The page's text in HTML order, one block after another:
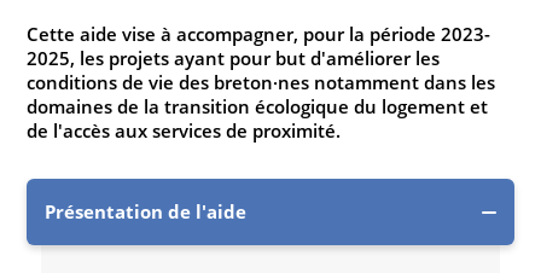
Cette aide vise à accompagner, pour la période 2023-
2025, les projets ayant pour but d'améliorer les
conditions de vie des breton·nes notamment dans les
domaines de la transition écologique du logement et
de l'accès aux services de proximité.
Présentation de l'aide